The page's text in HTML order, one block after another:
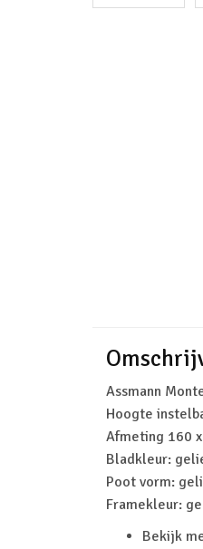
Assmann
Hoogte
Afmeting 160
Bladkleur:
Poot vorm:
Framekleur:
Bekijk